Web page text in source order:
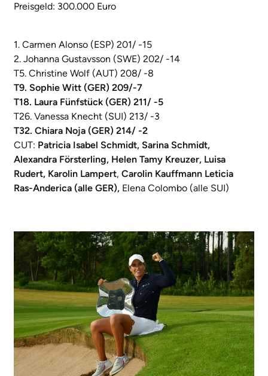
Preisgeld: 300.000 Euro
1. Carmen Alonso (ESP) 201/ -15
2. Johanna Gustavsson (SWE) 202/ -14
T5. Christine Wolf (AUT) 208/ -8
T9. Sophie Witt (GER) 209/-7
T18. Laura Fünfstück (GER) 211/ -5
T26. Vanessa Knecht (SUI) 213/ -3
T32. Chiara Noja (GER) 214/ -2
CUT: Patricia Isabel Schmidt, Sarina Schmidt,
Alexandra Försterling, Helen Tamy Kreuzer, Luisa
Rudert, Karolin Lampert, Carolin Kauffmann Leticia
Ras-Anderica (alle GER), Elena Colombo (alle SUI)